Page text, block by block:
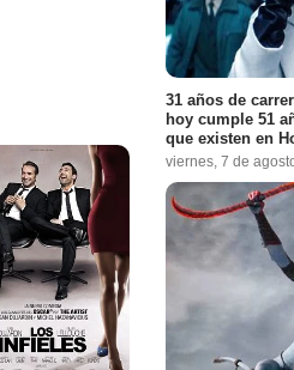
31 años de
hoy cumple 51
que existen en
viernes, 7 de